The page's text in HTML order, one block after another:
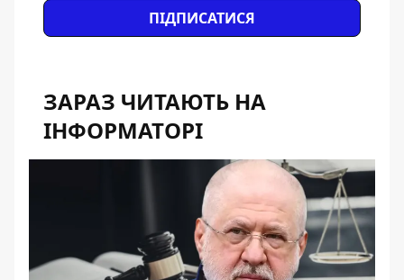
ПІДПИСАТИСЯ
ЗАРАЗ ЧИТАЮТЬ НА
ІНФОРМАТОРІ